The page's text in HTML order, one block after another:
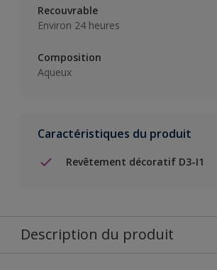
Recouvrable
Environ 24 heures
Composition
Aqueux
Caractéristiques du produit
Revêtement décoratif D3-I1
Description du produit